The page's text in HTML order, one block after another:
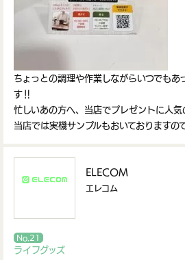
ちょっとの調理や作業しながらいつでもあ
す‼
忙しいあの方へ、当店でプレゼントに人
当店では実機サンプルもおいておりますの
ELECOM
エレコム
No.21
ライフグッズ